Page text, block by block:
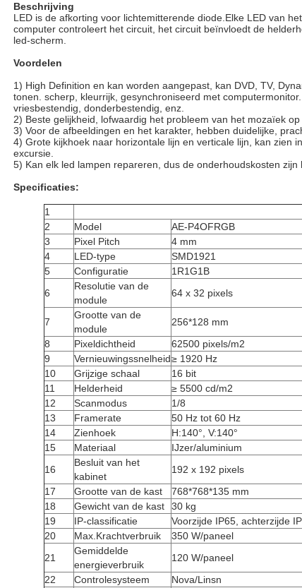
Beschrijving
LED is de afkorting voor lichtemitterende diode.Elke LED van
computer controleert het circuit, het circuit beïnvloedt de
led-scherm.
Voordelen
1) High Definition en kan worden aangepast, kan DVD, TV,
tonen. scherp, kleurrijk, gesynchroniseerd met
vriesbestendig, donderbestendig, enz.
2) Beste gelijkheid, lofwaardig het probleem van het mozaïek
3) Voor de afbeeldingen en het karakter, hebben duidelijke,
4) Grote kijkhoek naar horizontale lijn en verticale lijn, kan zien
excursie.
5) Kan elk led lampen repareren, dus de onderhoudskosten
Specificaties:
1
2
Model AE-P4OFRGB
3
Pixel Pitch 4 mm
4
LED-type SMD1921
5
Configuratie 1R1G1B
6
Resolutie van de
module
64 x 32 pixels
7
Grootte van de
module
256*128 mm
8
Pixeldichtheid 62500 pixels/m2
9
Vernieuwingssnelheid≥ 1920 Hz
10
Grijzige schaal 16 bit
11
Helderheid ≥ 5500 cd/m2
12
Scanmodus 1/8
13
Framerate 50 Hz tot 60 Hz
14
Zienhoek H:140°, V:140°
15
Materiaal IJzer/aluminium
16
Besluit van het
kabinet
192 x 192 pixels
17
Grootte van de kast 768*768*135 mm
18
Gewicht van de kast 30 kg
19
IP-classificatie Voorzijde IP65, achterzijde
20
Max.Krachtverbruik 350 W/paneel
21
Gemiddelde
energieverbruik
120 W/paneel
22
Controlesysteem Nova/Linsn